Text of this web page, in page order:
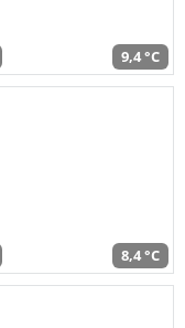
9,4 °C
8,4 °C